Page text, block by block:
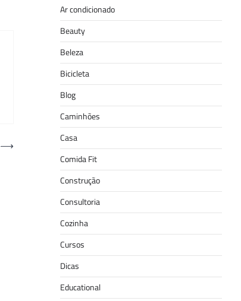
⟶
Ar condicionado
Beauty
Beleza
Bicicleta
Blog
Caminhões
Casa
Comida Fit
Construção
Consultoria
Cozinha
Cursos
Dicas
Educational